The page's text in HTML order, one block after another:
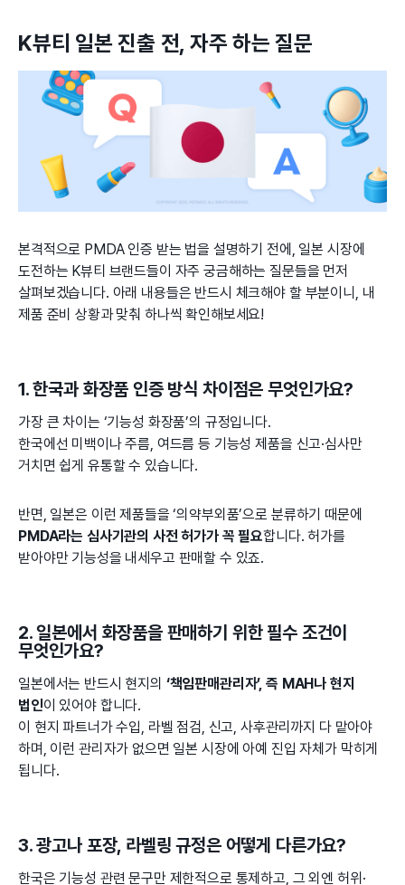
K뷰티 일본 진출 전, 자주 하는 질문
본격적으로 PMDA 인증 받는 법을 설명하기 전에, 일본 시장에
도전하는 K뷰티 브랜드들이 자주 궁금해하는 질문들을 먼저
살펴보겠습니다. 아래 내용들은 반드시 체크해야 할 부분이니, 내
제품 준비 상황과 맞춰 하나씩 확인해보세요!
1. 한국과 화장품 인증 방식 차이점은 무엇인가요?
가장 큰 차이는 ‘기능성 화장품’의 규정입니다.
한국에선 미백이나 주름, 여드름 등 기능성 제품을 신고·심사만
거치면 쉽게 유통할 수 있습니다.
반면, 일본은 이런 제품들을 ‘의약부외품’으로 분류하기 때문에
PMDA라는 심사기관의 사전 허가가 꼭 필요합니다. 허가를
받아야만 기능성을 내세우고 판매할 수 있죠.
2. 일본에서 화장품을 판매하기 위한 필수 조건이
무엇인가요?
일본에서는 반드시 현지의 ‘책임판매관리자’, 즉 MAH나 현지
법인이 있어야 합니다.
이 현지 파트너가 수입, 라벨 점검, 신고, 사후관리까지 다 맡아야
하며, 이런 관리자가 없으면 일본 시장에 아예 진입 자체가 막히게
됩니다.
3. 광고나 포장, 라벨링 규정은 어떻게 다른가요?
한국은 기능성 관련 문구만 제한적으로 통제하고, 그 외엔 허위·